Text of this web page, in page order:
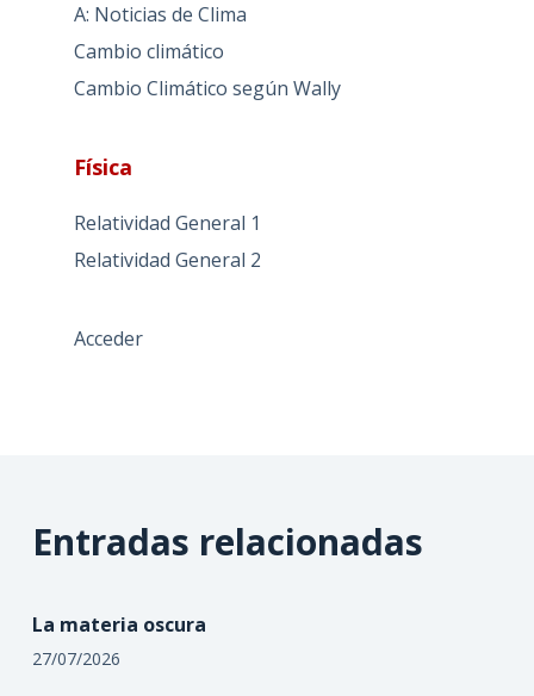
A: Noticias de Clima
Cambio climático
Cambio Climático según Wally
Física
Relatividad General 1
Relatividad General 2
Acceder
Entradas relacionadas
La materia oscura
27/07/2026